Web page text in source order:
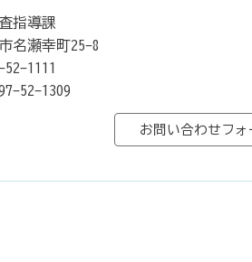
指導課
名瀬幸町25-8
1111
52-1309